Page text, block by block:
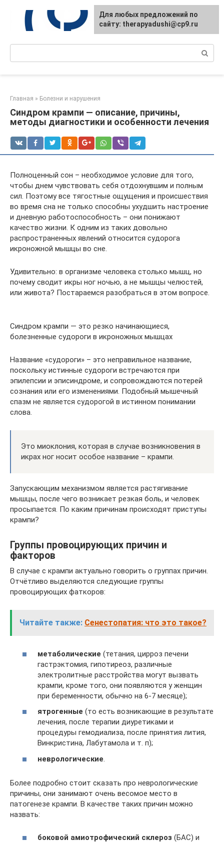
контенту
Главная » Болезни и нарушения
Синдром крампи — описание, причины,
методы диагностики и особенности лечения
Полноценный сон – необходимое условие для того,
чтобы днем чувствовать себя отдохнувшим и полным
сил. Поэтому все тягостные ощущения и происшествия
во время сна не только способны ухудшить настроение
и дневную работоспособность – они понижают
качество жизни. К одним из таких довольно
распространенных явлений относится судорога
икроножной мышцы во сне.
Удивительно: в организме человека столько мышц, но
почему сводит икры ног ночью, а не мышцы челюстей,
или живота? Постараемся разобраться в этом вопросе.
Синдром крампи — это резко начинающиеся,
болезненные судороги в икроножных мышцах
Название «судороги» – это неправильное название,
поскольку истинные судороги встречаются при
эпилепсии и эписиндроме, и сопровождаются потерей
сознания или его изменениями. Подобный мышечный
спазм не является судорогой в истинном понимании
слова.
Это миоклония, которая в случае возникновения в
икрах ног носит особое название – крампи.
Запускающим механизмом является растягивание
мышцы, после чего возникает резкая боль, и человек
просыпается. По каким причинам происходят приступы
крампи?
Группы провоцирующих причин и
факторов
В случае с крампи актуально говорить о группах причин.
Отчётливо выделяются следующие группы
провоцирующих фаткоров:
Читайте также: Сенестопатия: что это такое?
метаболические (тетания, цирроз печени
гастрэктомия, гипотиреоз, различные
электролитные расстройства могут вызвать
крампи, кроме того, они появляются у женщин
при беременности, обычно на 6-7 месяце);
ятрогенные (то есть возникающие в результате
лечения, после терапии диуретиками и
процедуры гемодиализа, после принятия лития,
Винкристина, Лабутамола и т. п);
неврологические
Более подробно стоит сказать про неврологические
причины, они занимают очень весомое место в
патогенезе крампи. В качестве таких причин можно
назвать:
боковой амиотрофический склероз (БАС) и
Для любых предложений по
сайту: therapyadushi@cp9.ru